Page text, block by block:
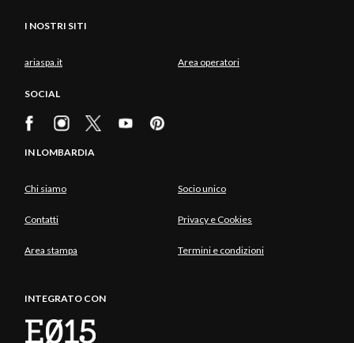
I NOSTRI SITI
ariaspa.it Area operatori
SOCIAL
IN LOMBARDIA
Chi siamo Socio unico
Contatti Privacy e Cookies
Area stampa Termini e condizioni
INTEGRATO CON